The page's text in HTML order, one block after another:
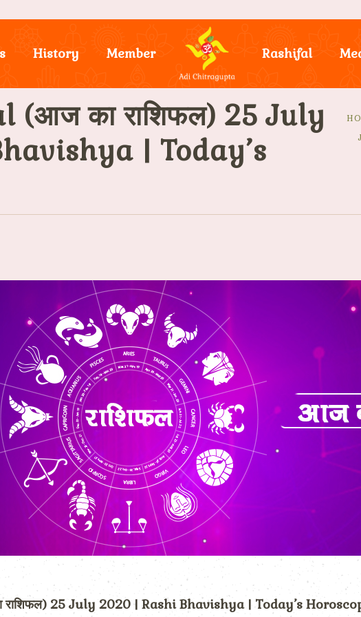
History Member Rashifal
(आज का राशिफल) 25 July
| Today’s
25 July 2020 | Rashi Bhavishya | Today’s